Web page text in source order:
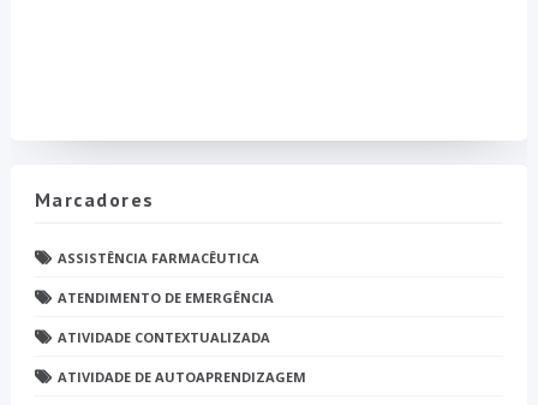
Marcadores
ASSISTÊNCIA FARMACÊUTICA
ATENDIMENTO DE EMERGÊNCIA
ATIVIDADE CONTEXTUALIZADA
ATIVIDADE DE AUTOAPRENDIZAGEM